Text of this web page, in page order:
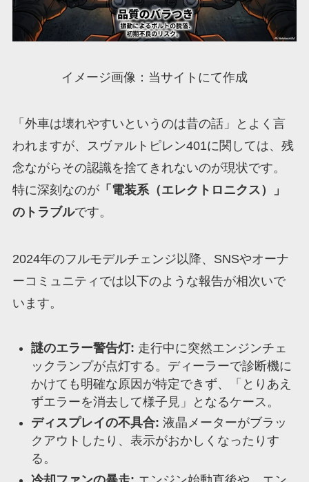
イメージ画像：当サイトにて作成
「外車は壊れやすいというのは昔の話」とよく言
われますが、スヴァルトピレン401に関しては、残
念ながらその認識を捨てきれないのが現状です。
特に深刻なのが「電装系（エレクトロニクス）」
のトラブルです。
2024年のフルモデルチェンジ以降、SNSやオーナ
ーコミュニティでは以下のような報告が相次いで
います。
謎のエラー警告灯: 走行中に突然エンジンチェ
ックランプが点灯する。ディーラーで診断機に
かけても明確な原因が特定できず、「とりあえ
ずエラーを消去して様子見」となるケース。
ディスプレイの不具合: 液晶メーターがブラッ
クアウトしたり、表示がおかしくなったりす
る。